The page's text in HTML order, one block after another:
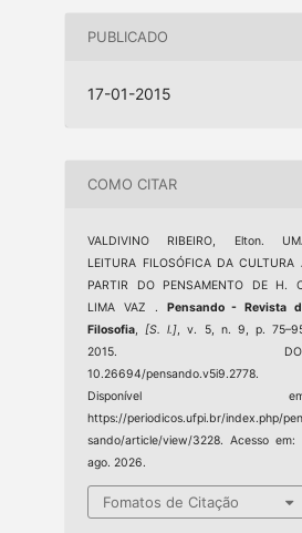
PUBLICADO
17-01-2015
COMO CITAR
VALDIVINO RIBEIRO, Elton.
LEITURA FILOSÓFICA DA CULTURA
PARTIR DO PENSAMENTO DE H.
LIMA VAZ . Pensando - Revista
Filosofia,[S. l.], v. 5, n. 9, p.
2015.
10.26694/pensando.v5i9.2778.
Disponível
https://periodicos.ufpi.br/index.php/
sando/article/view/3228. Acesso em:
ago. 2026.
Fomatos de Citação